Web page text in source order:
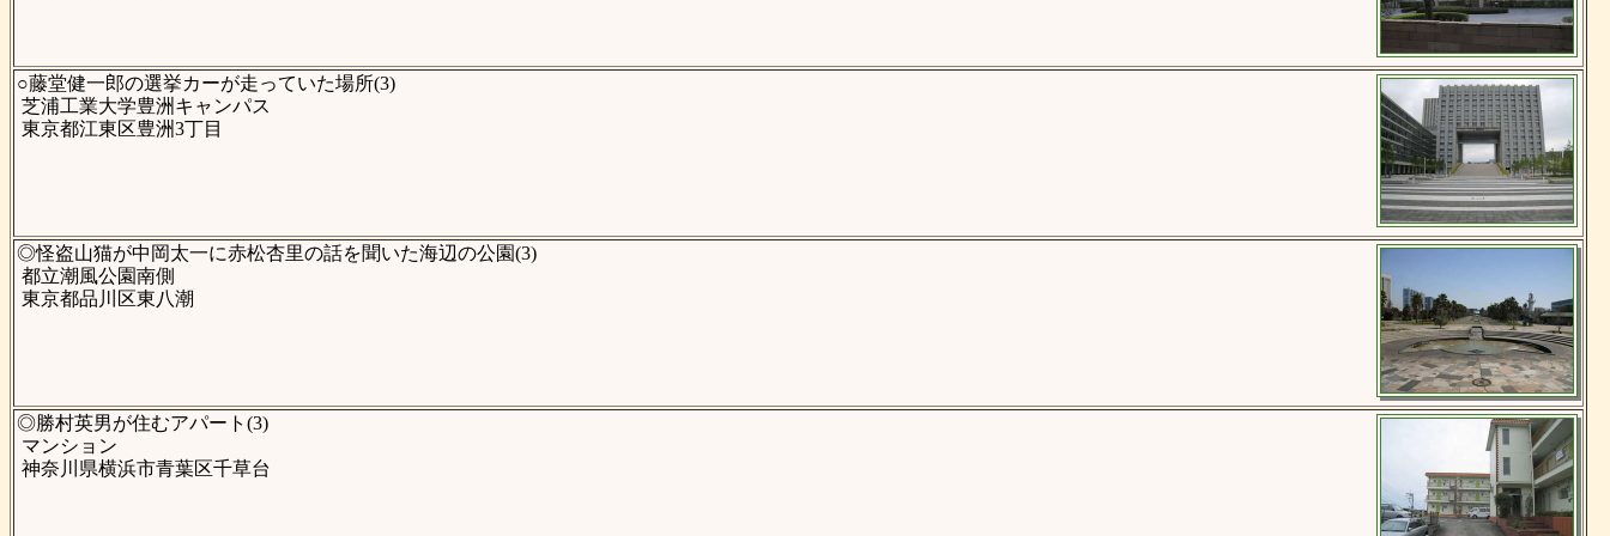
○藤堂健一郎の選挙カーが走っていた場所(3)
芝浦工業大学豊洲キャンパス
東京都江東区豊洲3丁目
◎怪盗山猫が中岡太一に赤松杏里の話を聞いた海辺の公園(3)
都立潮風公園南側
東京都品川区東八潮
◎勝村英男が住むアパート(3)
マンション
神奈川県横浜市青葉区千草台